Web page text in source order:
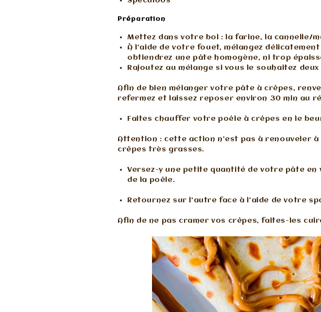
Préparation
Mettez dans votre bol : la farine, la cannelle/
À l’aide de votre fouet, mélangez
obtiendrez une pâte homogène, ni trop
Rajoutez au mélange si vous le souhaitez
Afin de bien mélanger votre pâte à crêpes,
refermez et laissez reposer environ 30 min au
Faites chauffer votre poêle à crêpes en le
Attention : cette action n’est pas à renouveler
crêpes très grasses.
Versez-y une petite quantité de votre pâte
de la poêle.
Retournez sur l’autre face à l’aide de votre
Afin de ne pas cramer vos crêpes, faites-les